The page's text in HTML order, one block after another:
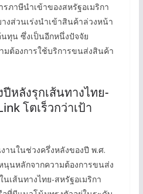
ภาษีนำเข้าของสหรัฐอเมริกา
งส่วนเร่งนำเข้าสินค้าล่วงหน้า
ทุน ซึ่งเป็นอีกหนึ่งปัจจัย
ต้องการใช้บริการขนส่งสินค้า
หลังรุกเส้นทางไทย-
โตเร็วกว่าเป้า
านในช่วงครึ่งหลังของปี พ.ศ.
นุนหลักจากความต้องการขนส่ง
เส้นทางไทย-สหรัฐอเมริกา